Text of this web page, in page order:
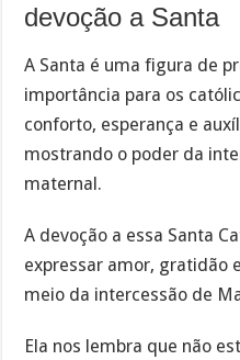
devoção a Santa
A Santa é uma figura de
importância para os
conforto, esperança e
mostrando o poder da
maternal.
A devoção a essa Santa
expressar amor, gratidão
meio da intercessão de
Ela nos lembra que não